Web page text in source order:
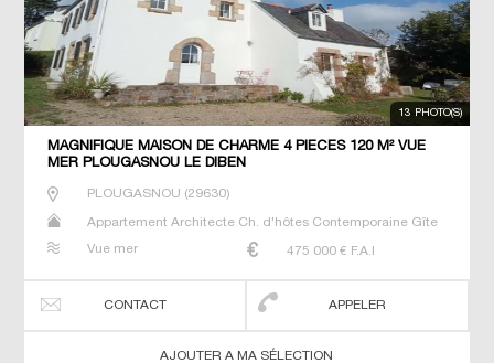
13 PHOTO(S)
MAGNIFIQUE MAISON DE CHARME 4 PIECES 120 M² VUE
MER PLOUGASNOU LE DIBEN
PLOUGASNOU (29630)
Appartement Architecte Ch. d'hôtes Contemporaine Gîte
Vue mer
475 000 € F.A.I
CONTACT APPELER
AJOUTER A MA SÉLECTION